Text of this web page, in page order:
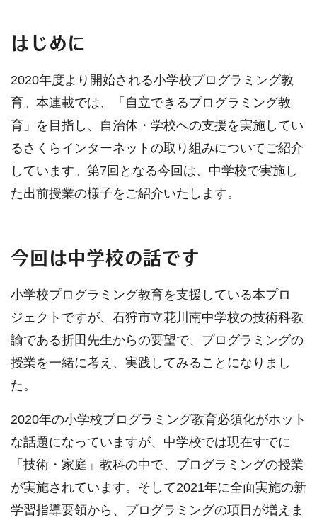
はじめに
2020年度より開始される小学校プログラミング教
育。本連載では、「自立できるプログラミング教
育」を目指し、自治体・学校への支援を実施してい
るさくらインターネットの取り組みについてご紹介
しています。第7回となる今回は、中学校で実施し
た出前授業の様子をご紹介いたします。
今回は中学校の話です
小学校プログラミング教育を支援している本プロ
ジェクトですが、石狩市立花川南中学校の技術科教
諭である折田先生からの要望で、プログラミングの
授業を一緒に考え、実践してみることになりまし
た。
2020年の小学校プログラミング教育必須化がホット
な話題になっていますが、中学校では現在すでに
「技術・家庭」教科の中で、プログラミングの授業
が実施されています。そして2021年に全面実施の新
学習指導要領から、プログラミングの項目が増えま